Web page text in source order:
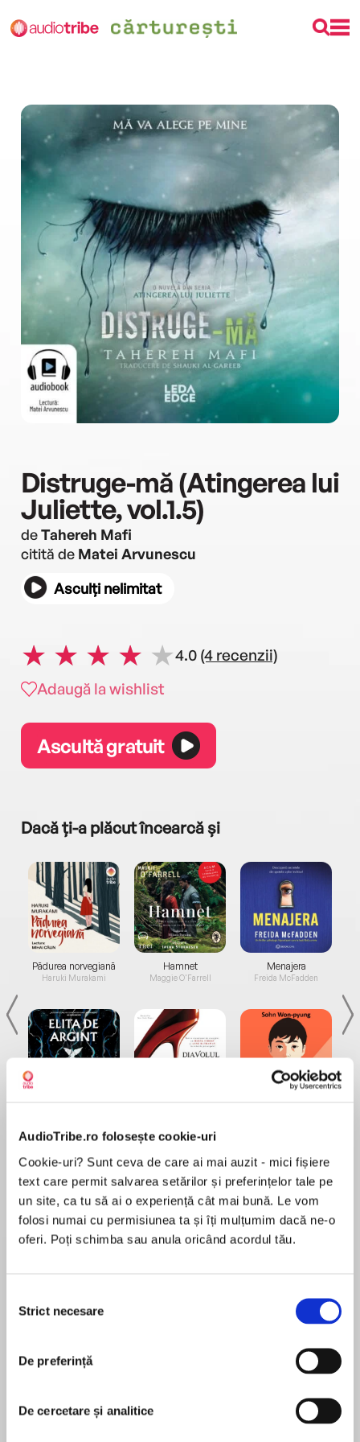
AudioTribe.ro folosește cookie-uri
Cookie-uri? Sunt ceva de care ai mai auzit - mici fișiere
text care permit salvarea setărilor și preferințelor tale pe
un site, ca tu să ai o experiență cât mai bună. Le vom
folosi numai cu permisiunea ta și îți mulțumim dacă ne-o
oferi. Poți schimba sau anula oricând acordul tău.
consimțământului
Strict necesare
De preferință
De cercetare și analitice
Distruge-mă (Atingerea lui
Juliette, vol.1.5)
deTahereh Mafi
citită de Matei Arvunescu
Asculți nelimitat
4.0 (4 recenzii)
Adaugă la wishlist
Ascultă gratuit
Dacă ți-a plăcut încearcă și
Pădurea norvegiană
Haruki Murakami
Hamnet
Maggie O'Farrell
Menajera
Freida McFadden
Desprecarte
Având acțiunea plasată după Spulberă-mă și
perspectiva lui Warner, nemilosul conducător al
aproape l‑a omorât, Warner trebuie să facă tot
și pentru a înăbuși orice încercare de rebeliune
în sector. La fel de obsedat ca întotdeauna de
În acest moment nu există recenzii